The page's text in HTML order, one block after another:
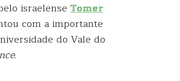
israelense Tomer
com a importante
do Vale do
.